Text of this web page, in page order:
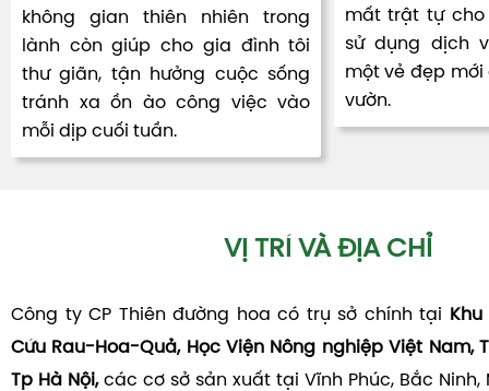
không gian thiên nhiên trong
lành còn giúp cho gia đình tôi
thư giãn, tận hưởng cuộc sống
tránh xa ồn ào công việc vào
mỗi dịp cuối tuần.
mất trật tự cho
sử dụng dịch
một vẻ đẹp mới
vườn.
VỊ TRÍ VÀ ĐỊA CHỈ
Công ty CP Thiên đường hoa có trụ sở chính tại
Cứu Rau-Hoa-Quả, Học Viện Nông nghiệp Việt Nam,
Tp Hà Nội,các cơ sở sản xuất tại Vĩnh Phúc, Bắc Ninh,